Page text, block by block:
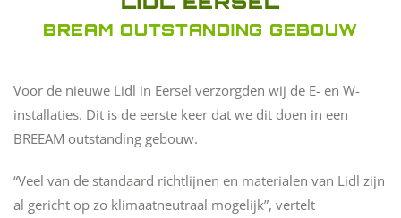
BREAM OUTSTANDING GEBOUW
Voor de nieuwe Lidl in Eersel verzorgden wij de E- en W-
installaties. Dit is de eerste keer dat we dit doen in een
BREEAM outstanding gebouw.
“Veel van de standaard richtlijnen en materialen van Lidl zijn
al gericht op zo klimaatneutraal mogelijk”, vertelt